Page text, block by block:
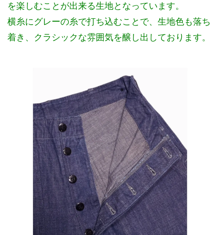
を楽しむことが出来る生地となっています。
横糸にグレーの糸で打ち込むことで、生地色も落ち
着き、クラシックな雰囲気を醸し出しております。